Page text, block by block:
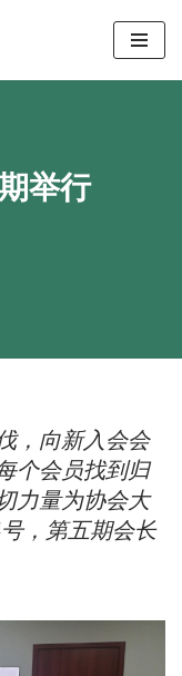
举行
，向新入会会
个会员找到归
力量为协会大
，第五期会长